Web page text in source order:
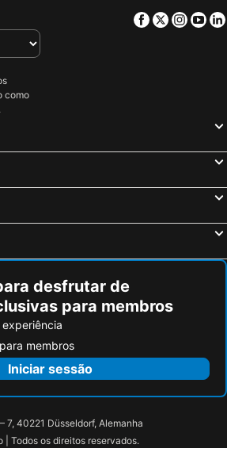
Facebook
Twitter
como
desfrutar de
para membros
experiência
membros
Iniciar sessão
7, 40221 Düsseldorf, Alemanha
Todos os direitos reservados.